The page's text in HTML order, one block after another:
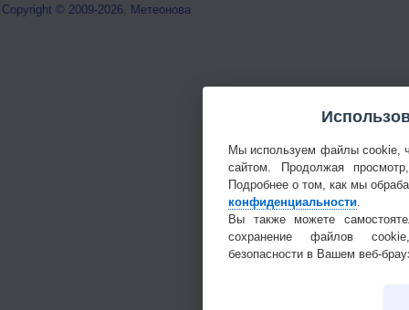
Copyright © 2009-2026, Метеонова
Мы используем файлы cookie,
сайтом. Продолжая
Подробнее о том, как мы
конфиденциальности.
Вы также можете
сохранение файлов
безопасности в Вашем веб-